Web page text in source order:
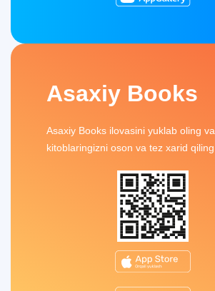
Asaxiy Books
Asaxiy Books ilovasini yuklab oling va
kitoblaringizni oson va tez xarid qiling.